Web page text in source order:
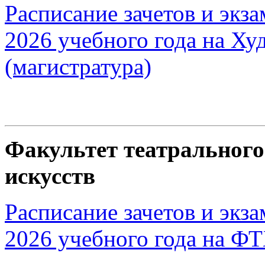
Расписание зачетов и
2026 учебного года на
(магистратура)
Факультет
искусств
Расписание зачетов и
2026 учебного года на